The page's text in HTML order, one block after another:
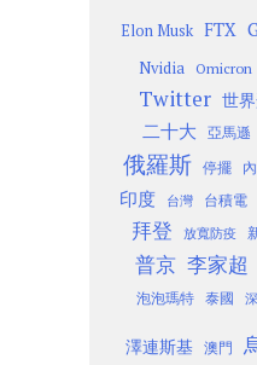
Elon Musk FTX
Nvidia Omicron
Twitter 世
二十大 亞馬遜
俄羅斯 停擺
印度
台灣 台積電
拜登 放寬防疫
普京 李家超
泡泡瑪特 泰國
澤連斯基 澳門